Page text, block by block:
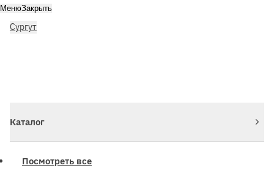
Сургут
МенюЗакрыть
Каталог
Посмотреть все